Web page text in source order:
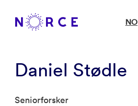
NO
Daniel Stødle
Seniorforsker